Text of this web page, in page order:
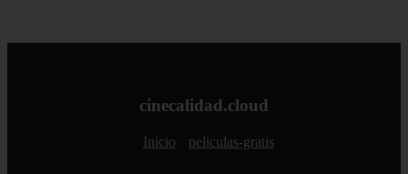
cinecalidad.cloud
Inicio peliculas-gratis